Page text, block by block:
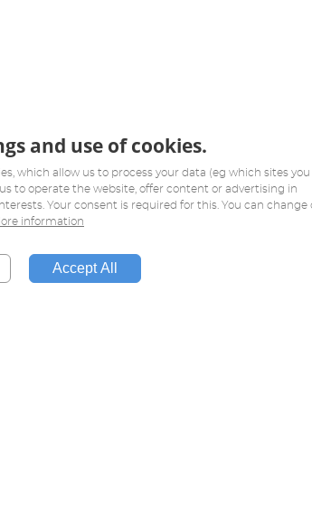
and use of cookies.
which allow us to process your data (eg which sites you
to operate the website, offer content or advertising in
Your consent is required for this. You can change
information
Accept All